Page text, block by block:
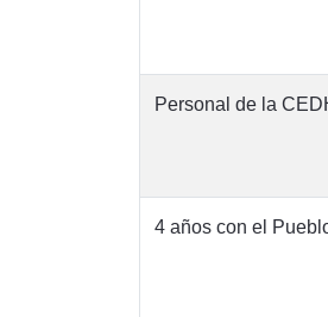
Personal de la
4 años con el